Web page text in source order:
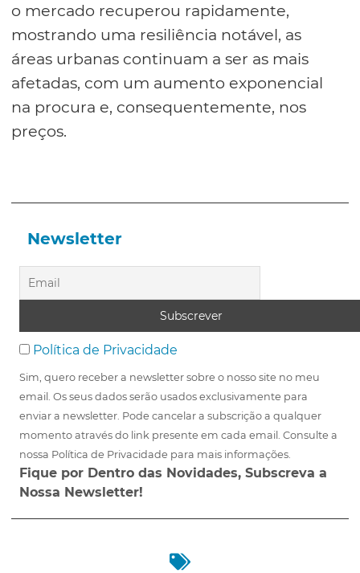
o mercado recuperou rapidamente,
mostrando uma resiliência notável, as
áreas urbanas continuam a ser as mais
afetadas, com um aumento exponencial
na procura e, consequentemente, nos
preços.
Newsletter
Política de Privacidade
Sim, quero receber a newsletter sobre o nosso site no meu
email. Os seus dados serão usados exclusivamente para
enviar a newsletter. Pode cancelar a subscrição a qualquer
momento através do link presente em cada email. Consulte a
nossa Política de Privacidade para mais informações.
Fique por Dentro das Novidades, Subscreva a
Nossa Newsletter!